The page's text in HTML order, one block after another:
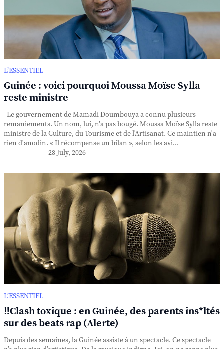
L’ESSENTIEL
Guinée : voici pourquoi Moussa Moïse Sylla
reste ministre
Le gouvernement de Mamadi Doumbouya a connu plusieurs
remaniements. Un nom, lui, n'a pas bougé. Moussa Moïse Sylla reste
ministre de la Culture, du Tourisme et de l'Artisanat. Ce maintien n'a
rien d'anodin. « Il récompense un bilan », selon les avi...
28 July, 2026
L’ESSENTIEL
‼️Clash toxique : en Guinée, des parents ins*ltés
sur des beats rap (Alerte)
Depuis des semaines, la Guinée assiste à un spectacle. Ce spectacle